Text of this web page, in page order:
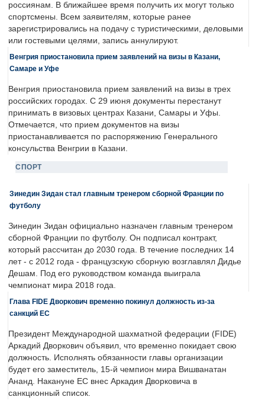
россиянам. В ближайшее время получить их могут только
спортсмены. Всем заявителям, которые ранее
зарегистрировались на подачу с туристическими, деловыми
или гостевыми целями, запись аннулируют.
Венгрия приостановила прием заявлений на визы в Казани,
Самаре и Уфе
Венгрия приостановила прием заявлений на визы в трех
российских городах. С 29 июня документы перестанут
принимать в визовых центрах Казани, Самары и Уфы.
Отмечается, что прием документов на визы
приостанавливается по распоряжению Генерального
консульства Венгрии в Казани.
СПОРТ
Зинедин Зидан стал главным тренером сборной Франции по
футболу
Зинедин Зидан официально назначен главным тренером
сборной Франции по футболу. Он подписал контракт,
который рассчитан до 2030 года. В течение последних 14
лет - с 2012 года - французскую сборную возглавлял Дидье
Дешам. Под его руководством команда выиграла
чемпионат мира 2018 года.
Глава FIDE Дворкович временно покинул должность из-за
санкций ЕС
Президент Международной шахматной федерации (FIDE)
Аркадий Дворкович объявил, что временно покидает свою
должность. Исполнять обязанности главы организации
будет его заместитель, 15-й чемпион мира Вишванатан
Ананд. Накануне ЕС внес Аркадия Дворковича в
санкционный список.